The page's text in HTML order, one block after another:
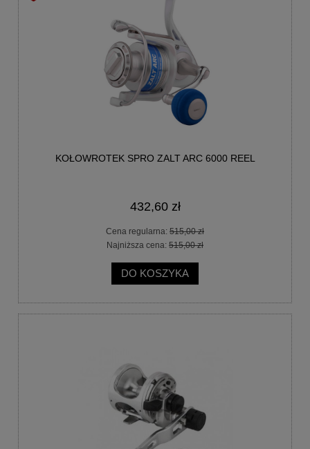
KOŁOWROTEK SPRO ZALT ARC 6000 REEL
432,60 zł
Cena regularna: 515,00 zł
Najniższa cena: 515,00 zł
DO KOSZYKA